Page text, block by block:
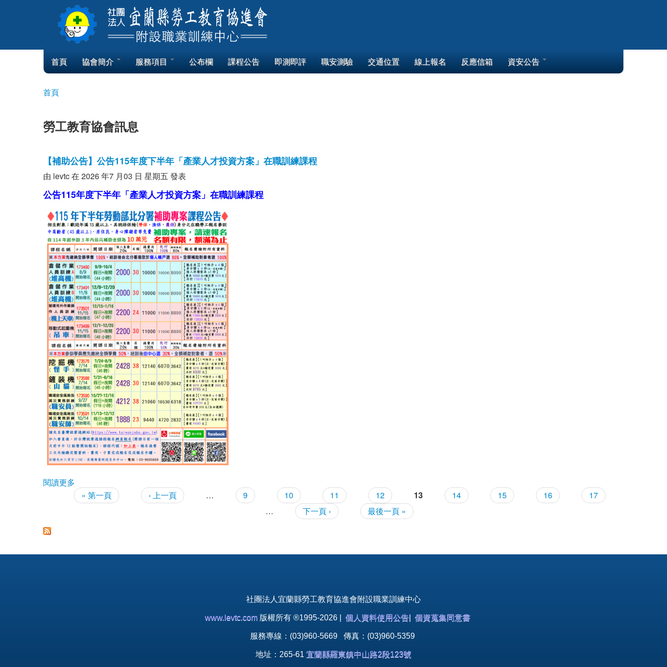
首頁 協會簡介 服務項目 公布欄 課程公告 即測即評 職安測驗 交通位置 線上報名 反應信箱 資安公告
您在這裡
首頁
勞工教育協會訊息
【補助公告】公告115年度下半年「產業人才投資方案」在職訓練課程
由 levtc在 2026 年7 月03 日 星期五 發表
公告115年度下半年「產業人才投資方案」在職訓練課程
閱讀更多
« 第一頁 ‹ 上一頁 … 9 10 11 12 13 14 15 16
17
…
下一頁 › 最後一頁 »
社團法人宜蘭縣勞工教育協進會附設職業訓練中心
www.levtc.com 版權所有 ®1995-2026 | 個人資料使用公告| 個資蒐集同意書
服務專線：(03)960-5669 傳真：(03)960-5359
地址：265-61 宜蘭縣羅東鎮中山路2段123號